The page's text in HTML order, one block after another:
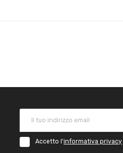
Accetto l'informativa privacy